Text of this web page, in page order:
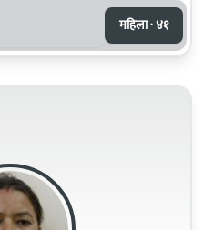
महिला · ४१